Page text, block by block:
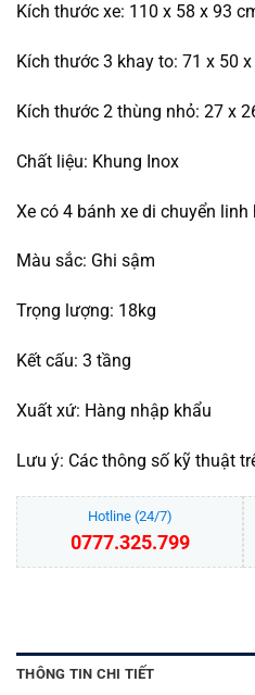
Kích thước xe: 110 x 58 x 93
Kích thước 3 khay to: 71 x 50
Kích thước 2 thùng nhỏ: 27 x
Chất liệu: Khung Inox
Xe có 4 bánh xe di chuyển linh
Màu sắc: Ghi sậm
Trọng lượng: 18kg
Kết cấu: 3 tầng
Xuất xứ: Hàng nhập khẩu
Lưu ý: Các thông số kỹ thuật
Hotline (24/7)
0777.325.799
THÔNG TIN CHI TIẾT